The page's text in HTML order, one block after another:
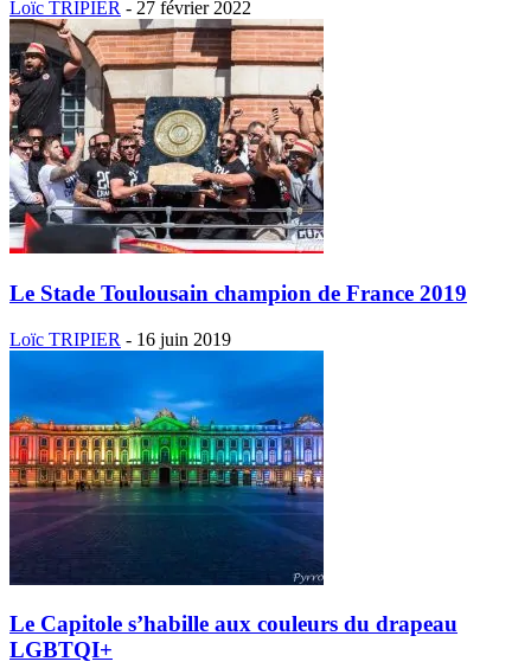
Loïc TRIPIER - 27 février 2022
Le Stade Toulousain champion de France 2019
Loïc TRIPIER - 16 juin 2019
Le Capitole s’habille aux couleurs du drapeau
LGBTQI+